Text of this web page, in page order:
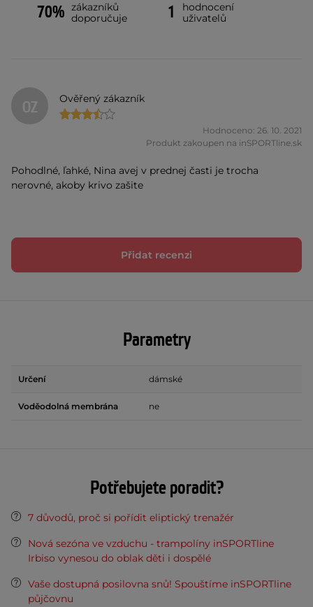
70% zákazníků
doporučuje
1
hodnocení
uživatelů
OZ Ověřený zákazník
Hodnoceno: 26. 10. 2021
Produkt zakoupen na inSPORTline.sk
Pohodlné, ľahké, Nina avej v prednej časti je trocha
nerovné, akoby krivo zašite
Přidat recenzi
Parametry
Určení dámské
Voděodolná membrána ne
Potřebujete poradit?
7 důvodů, proč si pořídit eliptický trenažér
Nová sezóna ve vzduchu - trampolíny inSPORTline
Irbiso vynesou do oblak děti i dospělé
Vaše dostupná posilovna snů! Spouštíme inSPORTline
půjčovnu